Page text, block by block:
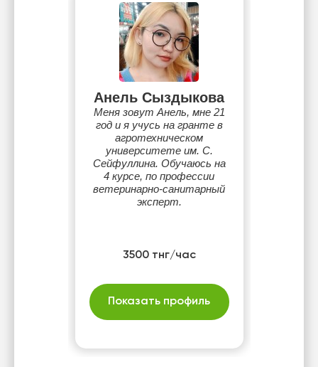
Анель Сыздыкова
Меня зовут Анель, мне 21
год и я учусь на гранте в
агротехническом
университете им. С.
Сейфуллина. Обучаюсь на
4 курсе, по профессии
ветеринарно-санитарный
эксперт.
3500 тнг/час
Показать профиль